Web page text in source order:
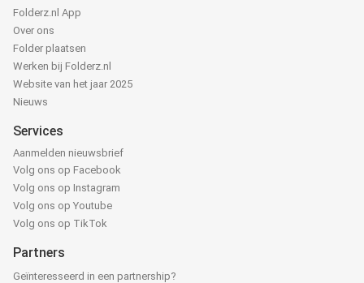
Folderz.nl App
Over ons
Folder plaatsen
Werken bij Folderz.nl
Website van het jaar 2025
Nieuws
Services
Aanmelden nieuwsbrief
Volg ons op Facebook
Volg ons op Instagram
Volg ons op Youtube
Volg ons op TikTok
Partners
Geïnteresseerd in een partnership?